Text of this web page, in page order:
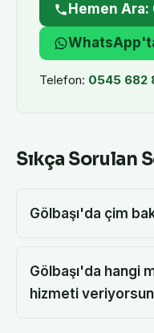
Hemen
Telefon: 0545 682
Sıkça Sorulan
Gölbaşı'da çim
Gölbaşı'da hangi
hizmeti